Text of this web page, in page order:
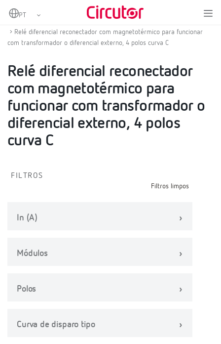
Home
Relé diferencial reconectador com magnetotérmico para funcionar
com transformador o diferencial externo, 4 polos curva C
Relé diferencial reconectador
com magnetotérmico para
funcionar com transformador o
diferencial externo, 4 polos
curva C
FILTROS
Filtros limpos
In (A)
Módulos
Polos
Curva de disparo tipo